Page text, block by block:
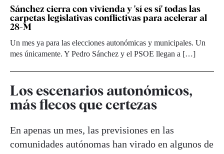
Sánchez cierra con vivienda y 'sí es sí' todas las
carpetas legislativas conflictivas para acelerar al
28-M
Un mes ya para las elecciones autonómicas y municipales. Un
mes únicamente. Y Pedro Sánchez y el PSOE llegan a […]
Los escenarios autonómicos,
más flecos que certezas
En apenas un mes, las previsiones en las
comunidades autónomas han virado en algunos de